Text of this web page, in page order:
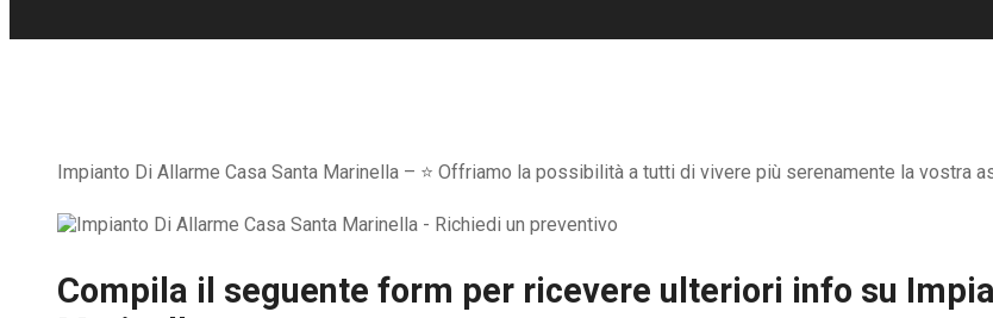
Impianto Di Allarme Casa Santa Marinella – ⭐ Offriamo la possibilità a tutti di vivere più serenamente la vostra
Compila il seguente form per ricevere ulteriori info su